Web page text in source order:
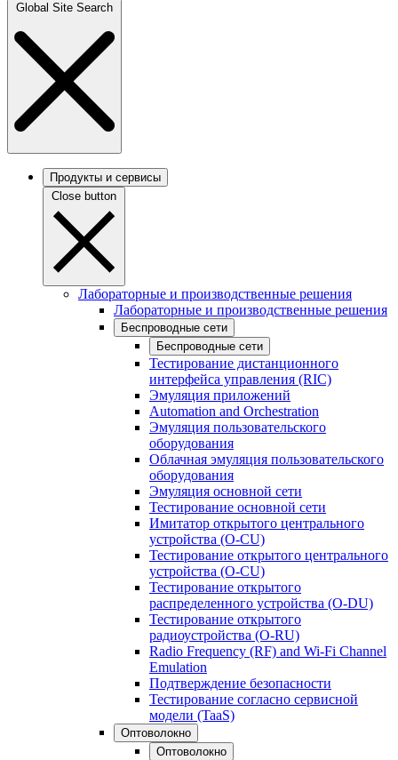
Global Site Search
Продукты и сервисы
Close button
Лабораторные и производственные решения
Лабораторные и производственные решения
Беспроводные сети
Беспроводные сети
Тестирование дистанционного
интерфейса управления (RIC)
Эмуляция приложений
Automation and Orchestration
Эмуляция пользовательского
оборудования
Облачная эмуляция пользовательского
оборудования
Эмуляция основной сети
Тестирование основной сети
Имитатор открытого центрального
устройства (O-CU)
Тестирование открытого центрального
устройства (O-CU)
Тестирование открытого
распределенного устройства (O-DU)
Тестирование открытого
радиоустройства (O-RU)
Radio Frequency (RF) and Wi-Fi Channel
Emulation
Подтверждение безопасности
Тестирование согласно сервисной
модели (TaaS)
Оптоволокно
Оптоволокно